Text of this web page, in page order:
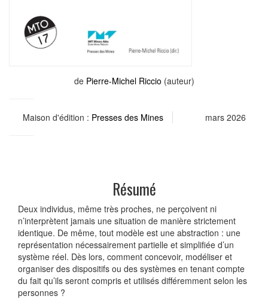
de Pierre-Michel Riccio (auteur)
Maison d'édition : Presses des Mines mars 2026
Résumé
Deux individus, même très proches, ne perçoivent ni
n’interprètent jamais une situation de manière strictement
identique. De même, tout modèle est une abstraction : une
représentation nécessairement partielle et simplifiée d’un
système réel. Dès lors, comment concevoir, modéliser et
organiser des dispositifs ou des systèmes en tenant compte
du fait qu’ils seront compris et utilisés différemment selon les
personnes ?